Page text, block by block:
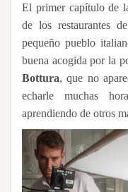
El primer capítulo de
de los restaurantes
pequeño pueblo
buena acogida por la
Bottura, que no
echarle muchas
aprendiendo de otros